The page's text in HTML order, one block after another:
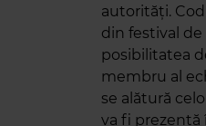
autorități.
din festival
posibilitatea
membru al
se alătură
va fi prezentă